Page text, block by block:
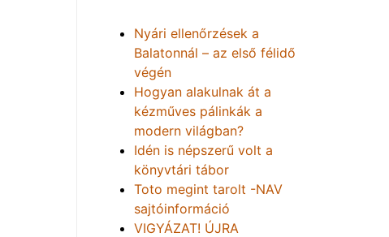
Nyári ellenőrzések a
Balatonnál – az első félidő
végén
Hogyan alakulnak át a
kézműves pálinkák a
modern világban?
Idén is népszerű volt a
könyvtári tábor
Toto megint tarolt -NAV
sajtóinformáció
VIGYÁZAT! ÚJRA